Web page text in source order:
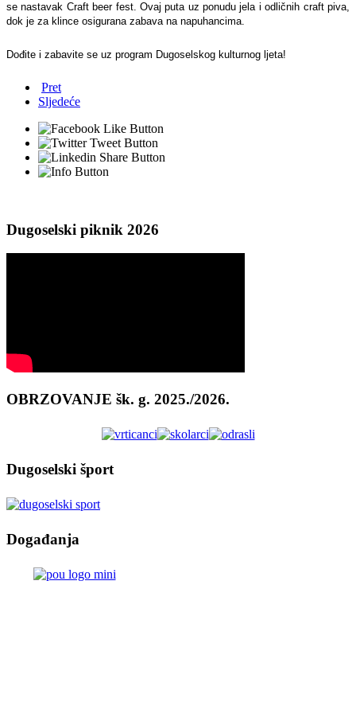
se nastavak Craft beer fest. Ovaj puta uz ponudu jela i odličnih craft piva,
dok je za klince osigurana zabava na napuhancima.
Dođite i zabavite se uz program Dugoselskog kulturnog ljeta!
Pret
Sljedeće
Dugoselski piknik 2026
OBRZOVANJE šk. g. 2025./2026.
Dugoselski šport
Događanja